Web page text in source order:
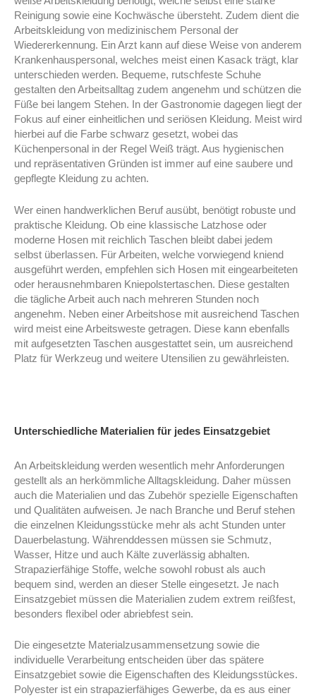
Reinigung sowie eine Kochwäsche übersteht. Zudem dient die
Arbeitskleidung von medizinischem Personal der
Wiedererkennung. Ein Arzt kann auf diese Weise von anderem
Krankenhauspersonal, welches meist einen Kasack trägt, klar
unterschieden werden. Bequeme, rutschfeste Schuhe
gestalten den Arbeitsalltag zudem angenehm und schützen die
Füße bei langem Stehen. In der Gastronomie dagegen liegt der
Fokus auf einer einheitlichen und seriösen Kleidung. Meist wird
hierbei auf die Farbe schwarz gesetzt, wobei das
Küchenpersonal in der Regel Weiß trägt. Aus hygienischen
und repräsentativen Gründen ist immer auf eine saubere und
gepflegte Kleidung zu achten.
Wer einen handwerklichen Beruf ausübt, benötigt robuste und
praktische Kleidung. Ob eine klassische Latzhose oder
moderne Hosen mit reichlich Taschen bleibt dabei jedem
selbst überlassen. Für Arbeiten, welche vorwiegend kniend
ausgeführt werden, empfehlen sich Hosen mit eingearbeiteten
oder herausnehmbaren Kniepolstertaschen. Diese gestalten
die tägliche Arbeit auch nach mehreren Stunden noch
angenehm. Neben einer Arbeitshose mit ausreichend Taschen
wird meist eine Arbeitsweste getragen. Diese kann ebenfalls
mit aufgesetzten Taschen ausgestattet sein, um ausreichend
Platz für Werkzeug und weitere Utensilien zu gewährleisten.
Unterschiedliche Materialien für jedes Einsatzgebiet
An Arbeitskleidung werden wesentlich mehr Anforderungen
gestellt als an herkömmliche Alltagskleidung. Daher müssen
auch die Materialien und das Zubehör spezielle Eigenschaften
und Qualitäten aufweisen. Je nach Branche und Beruf stehen
die einzelnen Kleidungsstücke mehr als acht Stunden unter
Dauerbelastung. Währenddessen müssen sie Schmutz,
Wasser, Hitze und auch Kälte zuverlässig abhalten.
Strapazierfähige Stoffe, welche sowohl robust als auch
bequem sind, werden an dieser Stelle eingesetzt. Je nach
Einsatzgebiet müssen die Materialien zudem extrem reißfest,
besonders flexibel oder abriebfest sein.
Die eingesetzte Materialzusammensetzung sowie die
individuelle Verarbeitung entscheiden über das spätere
Einsatzgebiet sowie die Eigenschaften des Kleidungsstückes.
Polyester ist ein strapazierfähiges Gewerbe, da es aus einer